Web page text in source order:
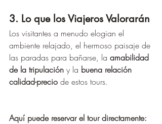
3. Lo que los Viajeros Valorarán
Los visitantes a menudo elogian el
ambiente relajado, el hermoso paisaje de
las paradas para bañarse, la amabilidad
de la tripulación y la buena relación
calidad-precio de estos tours.
Aquí puede reservar el tour directamente: